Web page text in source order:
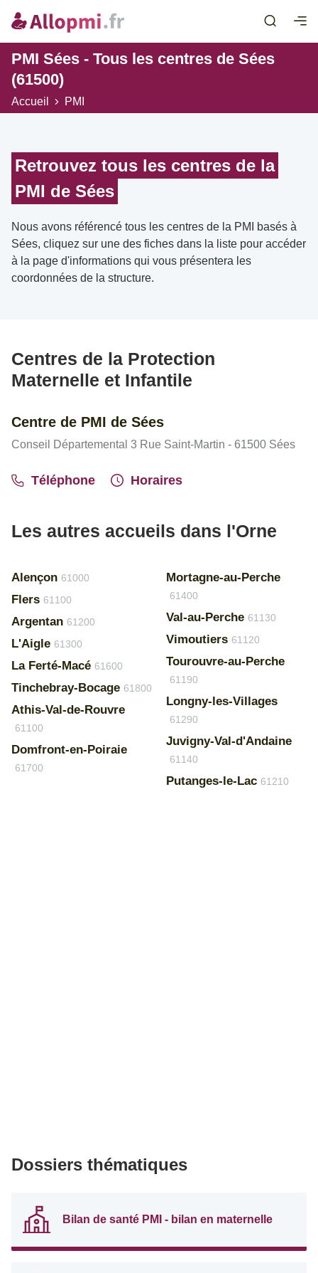
PMI Sées - Tous les centres de Sées
(61500)
Accueil PMI
Retrouvez tous les centres de la
PMI de Sées
Nous avons référencé tous les centres de la PMI basés à
Sées, cliquez sur une des fiches dans la liste pour accéder
à la page d'informations qui vous présentera les
coordonnées de la structure.
Centres de la Protection
Maternelle et Infantile
Centre de PMI de Sées
Conseil Départemental 3 Rue Saint-Martin - 61500 Sées
Téléphone Horaires
Les autres accueils dans l'Orne
Alençon 61000
Flers 61100
Argentan 61200
L'Aigle 61300
La Ferté-Macé 61600
Tinchebray-Bocage 61800
Athis-Val-de-Rouvre
61100
Domfront-en-Poiraie
61700
Mortagne-au-Perche
61400
Val-au-Perche 61130
Vimoutiers 61120
Tourouvre-au-Perche
61190
Longny-les-Villages
61290
Juvigny-Val-d'Andaine
61140
Putanges-le-Lac 61210
Dossiers thématiques
Bilan de santé PMI - bilan en maternelle